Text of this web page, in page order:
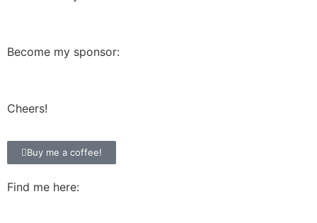
Become my sponsor:
Cheers!
Buy me a coffee!
Find me here: